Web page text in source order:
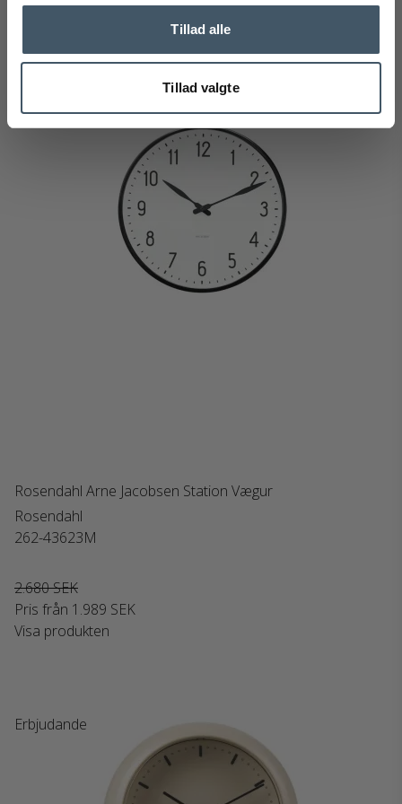
Tillad alle
Tillad valgte
Visa produkten
Rosendahl Arne Jacobsen Station Vægur
Rosendahl
262-43623M
2.680 SEK
Pris från 1.989 SEK
Visa produkten
Erbjudande